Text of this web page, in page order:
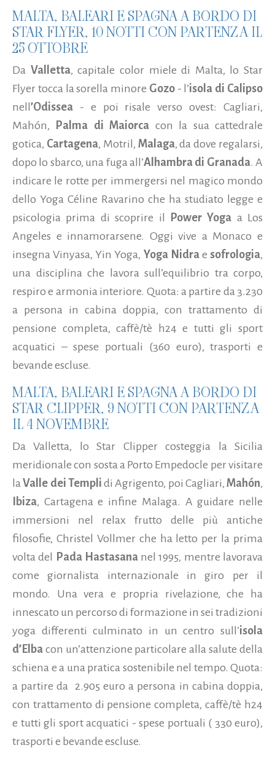
MALTA, BALEARI E SPAGNA A BORDO DI
STAR FLYER, 10 NOTTI CON PARTENZA IL
25 OTTOBRE
Da Valletta, capitale color miele di Malta, lo Star
Flyer tocca la sorella minore Gozo- l’isola di Calipso
nell’Odissea - e poi risale verso ovest: Cagliari,
Mahón,
Palma di Maiorca con la sua cattedrale
gotica, Cartagena, Motril, Malaga, da dove regalarsi,
dopo lo sbarco, una fuga all’Alhambra di Granada. A
indicare le rotte per immergersi nel magico mondo
dello Yoga Céline Ravarino che ha studiato legge e
psicologia prima di scoprire il
Power Yoga a Los
Angeles e innamorarsene. Oggi vive a Monaco e
insegna Vinyasa, Yin Yoga, Yoga Nidrae sofrologia,
una disciplina che lavora sull’equilibrio tra corpo,
respiro e armonia interiore. Quota: a partire da 3.230
a persona in cabina doppia, con trattamento di
pensione completa, caffè/tè h24 e tutti gli sport
acquatici – spese portuali (360 euro), trasporti e
bevande escluse.
MALTA, BALEARI E SPAGNA A BORDO DI
STAR CLIPPER, 9 NOTTI CON PARTENZA
IL 4 NOVEMBRE
Da Valletta, lo Star Clipper costeggia la Sicilia
meridionale con sosta a Porto Empedocle per visitare
laValle dei Templi di Agrigento, poi Cagliari, Mahón,
Ibiza, Cartagena e infine Malaga. A guidare nelle
immersioni nel relax frutto delle più antiche
filosofie, Christel Vollmer che ha letto per la prima
volta del Pada Hastasananel 1995, mentre lavorava
come giornalista internazionale in giro per il
mondo. Una vera e propria rivelazione, che ha
innescato un percorso di formazione in sei tradizioni
yoga differenti culminato in un centro sull’isola
d’Elba con un’attenzione particolare alla salute della
schiena e a una pratica sostenibile nel tempo. Quota:
a partire da 2.905 euro a persona in cabina doppia,
con trattamento di pensione completa, caffè/tè h24
e tutti gli sport acquatici - spese portuali ( 330 euro),
trasporti e bevande escluse.